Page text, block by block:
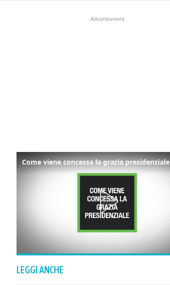
Come viene concessa la grazia presidenziale
LEGGI ANCHE